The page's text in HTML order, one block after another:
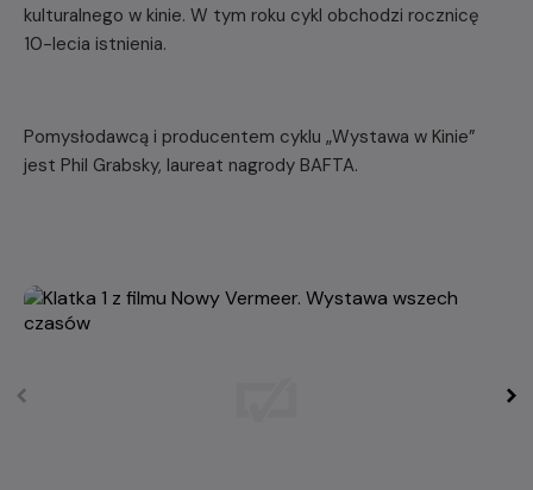
kulturalnego w kinie. W tym roku cykl obchodzi rocznicę
10-lecia istnienia.
Pomysłodawcą i producentem cyklu „Wystawa w Kinie”
jest Phil Grabsky, laureat nagrody BAFTA.